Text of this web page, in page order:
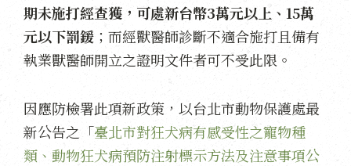
期未施打經查獲，可處新台幣3萬元以上、15萬
元以下罰鍰 ；而經獸醫師診斷不適合施打且備有
執業獸醫師開立之證明文件者可不受此限。
因應防檢署此項新政策，以台北市動物保護處最
新公告之「臺北市對狂犬病有感受性之寵物種
類、動物狂犬病預防注射標示方法及注意事項公